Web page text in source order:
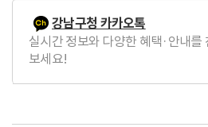
강남구청 카카오톡
실시간 정보와 다양한 혜택·안내를
보세요!